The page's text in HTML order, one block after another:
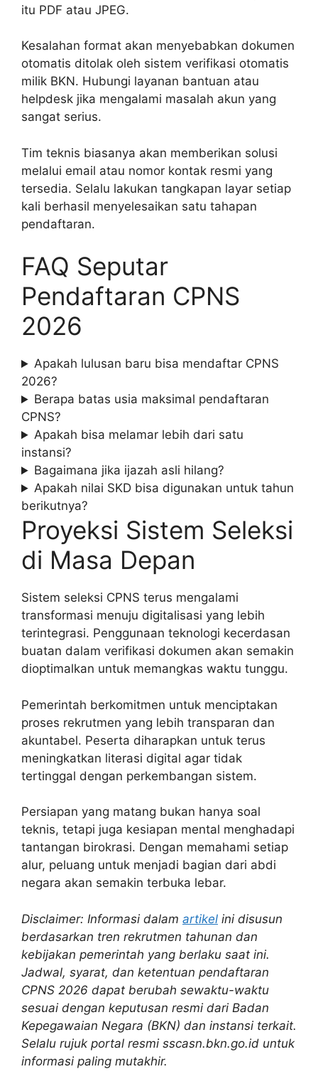
itu PDF atau JPEG.
Kesalahan format akan menyebabkan dokumen
otomatis ditolak oleh sistem verifikasi otomatis
milik BKN. Hubungi layanan bantuan atau
helpdesk jika mengalami masalah akun yang
sangat serius.
Tim teknis biasanya akan memberikan solusi
melalui email atau nomor kontak resmi yang
tersedia. Selalu lakukan tangkapan layar setiap
kali berhasil menyelesaikan satu tahapan
pendaftaran.
FAQ Seputar
Pendaftaran CPNS
2026
Apakah lulusan baru bisa mendaftar CPNS
2026?
Berapa batas usia maksimal pendaftaran
CPNS?
Apakah bisa melamar lebih dari satu
instansi?
Bagaimana jika ijazah asli hilang?
Apakah nilai SKD bisa digunakan untuk tahun
berikutnya?
Proyeksi Sistem Seleksi
di Masa Depan
Sistem seleksi CPNS terus mengalami
transformasi menuju digitalisasi yang lebih
terintegrasi. Penggunaan teknologi kecerdasan
buatan dalam verifikasi dokumen akan semakin
dioptimalkan untuk memangkas waktu tunggu.
Pemerintah berkomitmen untuk menciptakan
proses rekrutmen yang lebih transparan dan
akuntabel. Peserta diharapkan untuk terus
meningkatkan literasi digital agar tidak
tertinggal dengan perkembangan sistem.
Persiapan yang matang bukan hanya soal
teknis, tetapi juga kesiapan mental menghadapi
tantangan birokrasi. Dengan memahami setiap
alur, peluang untuk menjadi bagian dari abdi
negara akan semakin terbuka lebar.
Disclaimer: Informasi dalam artikel ini disusun
berdasarkan tren rekrutmen tahunan dan
kebijakan pemerintah yang berlaku saat ini.
Jadwal, syarat, dan ketentuan pendaftaran
CPNS 2026 dapat berubah sewaktu-waktu
sesuai dengan keputusan resmi dari Badan
Kepegawaian Negara (BKN) dan instansi terkait.
Selalu rujuk portal resmi sscasn.bkn.go.id untuk
informasi paling mutakhir.